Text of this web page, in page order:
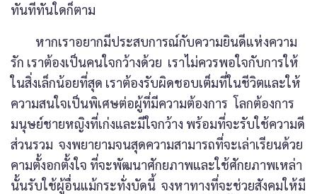
ทันทีทันใดก็ตาม
หากเราอยากมีประสบการณ์กับความยินดีแห่งความ
รัก เราต้องเป็นคนใจกว้างด้วย เราไม่ควรพอใจกับการให้
ในสิ่งเล็กน้อยที่สุด เราต้องรับผิดชอบเต็มที่ในชีวิตและให้
ความสนใจเป็นพิเศษต่อผู้ที่มีความต้องการ โลกต้องการ
มนุษย์ชายหญิงที่เก่งและมีใจกว้าง พร้อมที่จะรับใช้ความดี
ส่วนรวม จงพยายามจนสุดความสามารถที่จะเล่าเรียนด้วย
คามตั้งอกตั้งใจ ที่จะพัฒนาศักยภาพและใช้ศักยภาพเหล่า
นั้นรับใช้ผู้อื่นแม้กระทั่งบัดนี้ จงหาทางที่จะช่วยสังคมให้มี